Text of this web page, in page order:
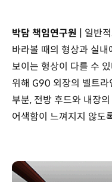
박담 책임연구원 | 일반
바라볼 때의 형상과 실
보이는 형상이 다를 수
위해 G90 외장의 벨트라
부분, 전방 후드와 내장
어색함이 느껴지지 않도